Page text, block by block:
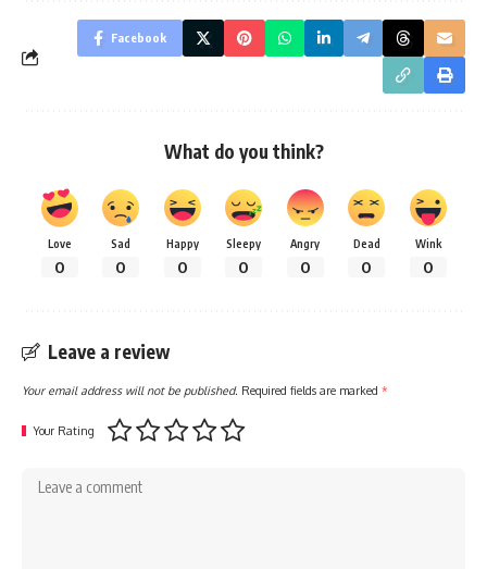
Facebook
What do you think?
Love
0
Sad
0
Happy
0
Sleepy
0
Angry
0
Dead
0
Wink
0
Leave a review
Your email address will not be published. Required fields are marked *
Your Rating